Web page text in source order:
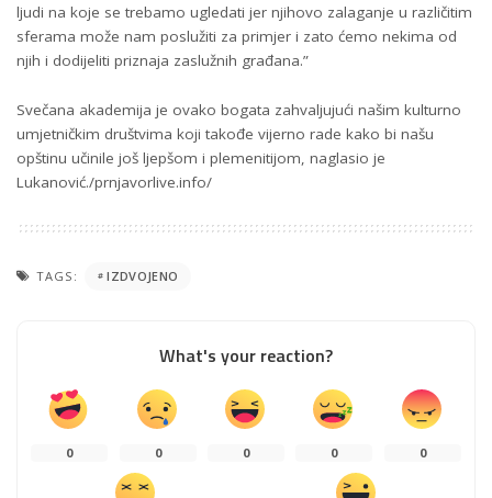
ljudi na koje se trebamo ugledati jer njihovo zalaganje u različitim
sferama može nam poslužiti za primjer i zato ćemo nekima od
njih i dodijeliti priznaja zaslužnih građana.”
Svečana akademija je ovako bogata zahvaljujući našim kulturno
umjetničkim društvima koji takođe vijerno rade kako bi našu
opštinu učinile još ljepšom i plemenitijom, naglasio je
Lukanović./prnjavorlive.info/
TAGS: IZDVOJENO
What's your reaction?
0 0 0 0 0